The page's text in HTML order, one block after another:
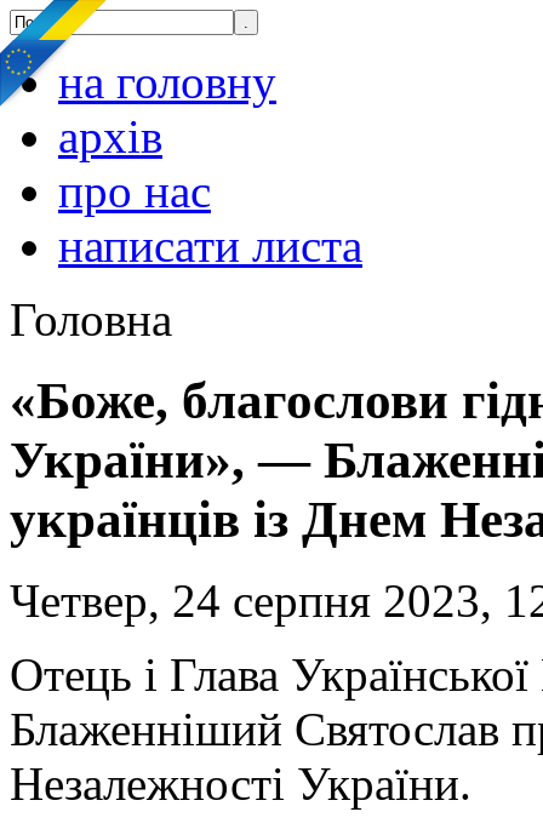
на головну
архів
про нас
написати листа
Головна
«Боже, благослови
України», —
українців із Днем
Четвер, 24 серпня 2023,
Отець і Глава
Блаженніший Святослав
Незалежності України.